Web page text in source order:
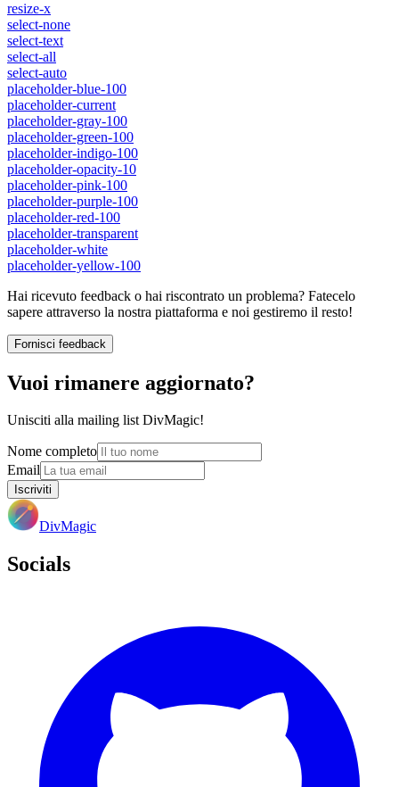
resize-x
select-none
select-text
select-all
select-auto
placeholder-blue-100
placeholder-current
placeholder-gray-100
placeholder-green-100
placeholder-indigo-100
placeholder-opacity-10
placeholder-pink-100
placeholder-purple-100
placeholder-red-100
placeholder-transparent
placeholder-white
placeholder-yellow-100
Hai ricevuto feedback o hai riscontrato un problema? Fatecelo
sapere attraverso la nostra piattaforma e noi gestiremo il resto!
Fornisci feedback
Vuoi rimanere aggiornato?
Unisciti alla mailing list DivMagic!
Nome completo
Email
Iscriviti
DivMagic
Socials